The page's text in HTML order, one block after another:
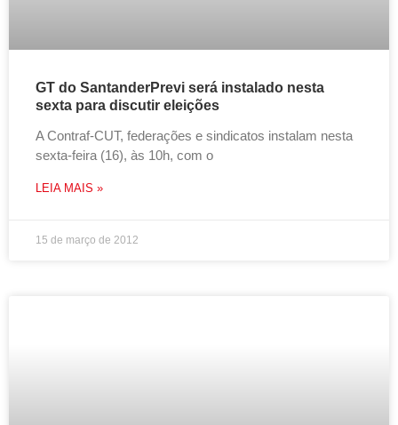
GT do SantanderPrevi será instalado nesta
sexta para discutir eleições
A Contraf-CUT, federações e sindicatos instalam nesta
sexta-feira (16), às 10h, com o
LEIA MAIS »
15 de março de 2012